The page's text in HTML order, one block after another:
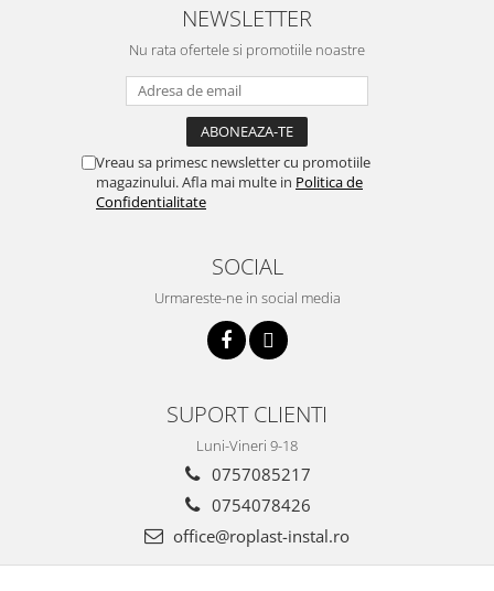
NEWSLETTER
Nu rata ofertele si promotiile noastre
Vreau sa primesc newsletter cu promotiile
magazinului. Afla mai multe in Politica de
Confidentialitate
SOCIAL
Urmareste-ne in social media
SUPORT CLIENTI
Luni-Vineri 9-18
0757085217
0754078426
office@roplast-instal.ro